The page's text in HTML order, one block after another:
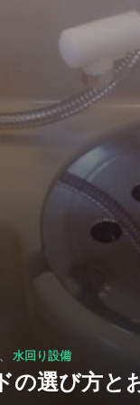
水回り設備
の選び方と